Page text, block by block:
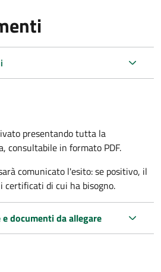
presentando tutta la
consultabile in formato PDF.
comunicato l'esito: se positivo, il
di cui ha bisogno.
documenti da allegare